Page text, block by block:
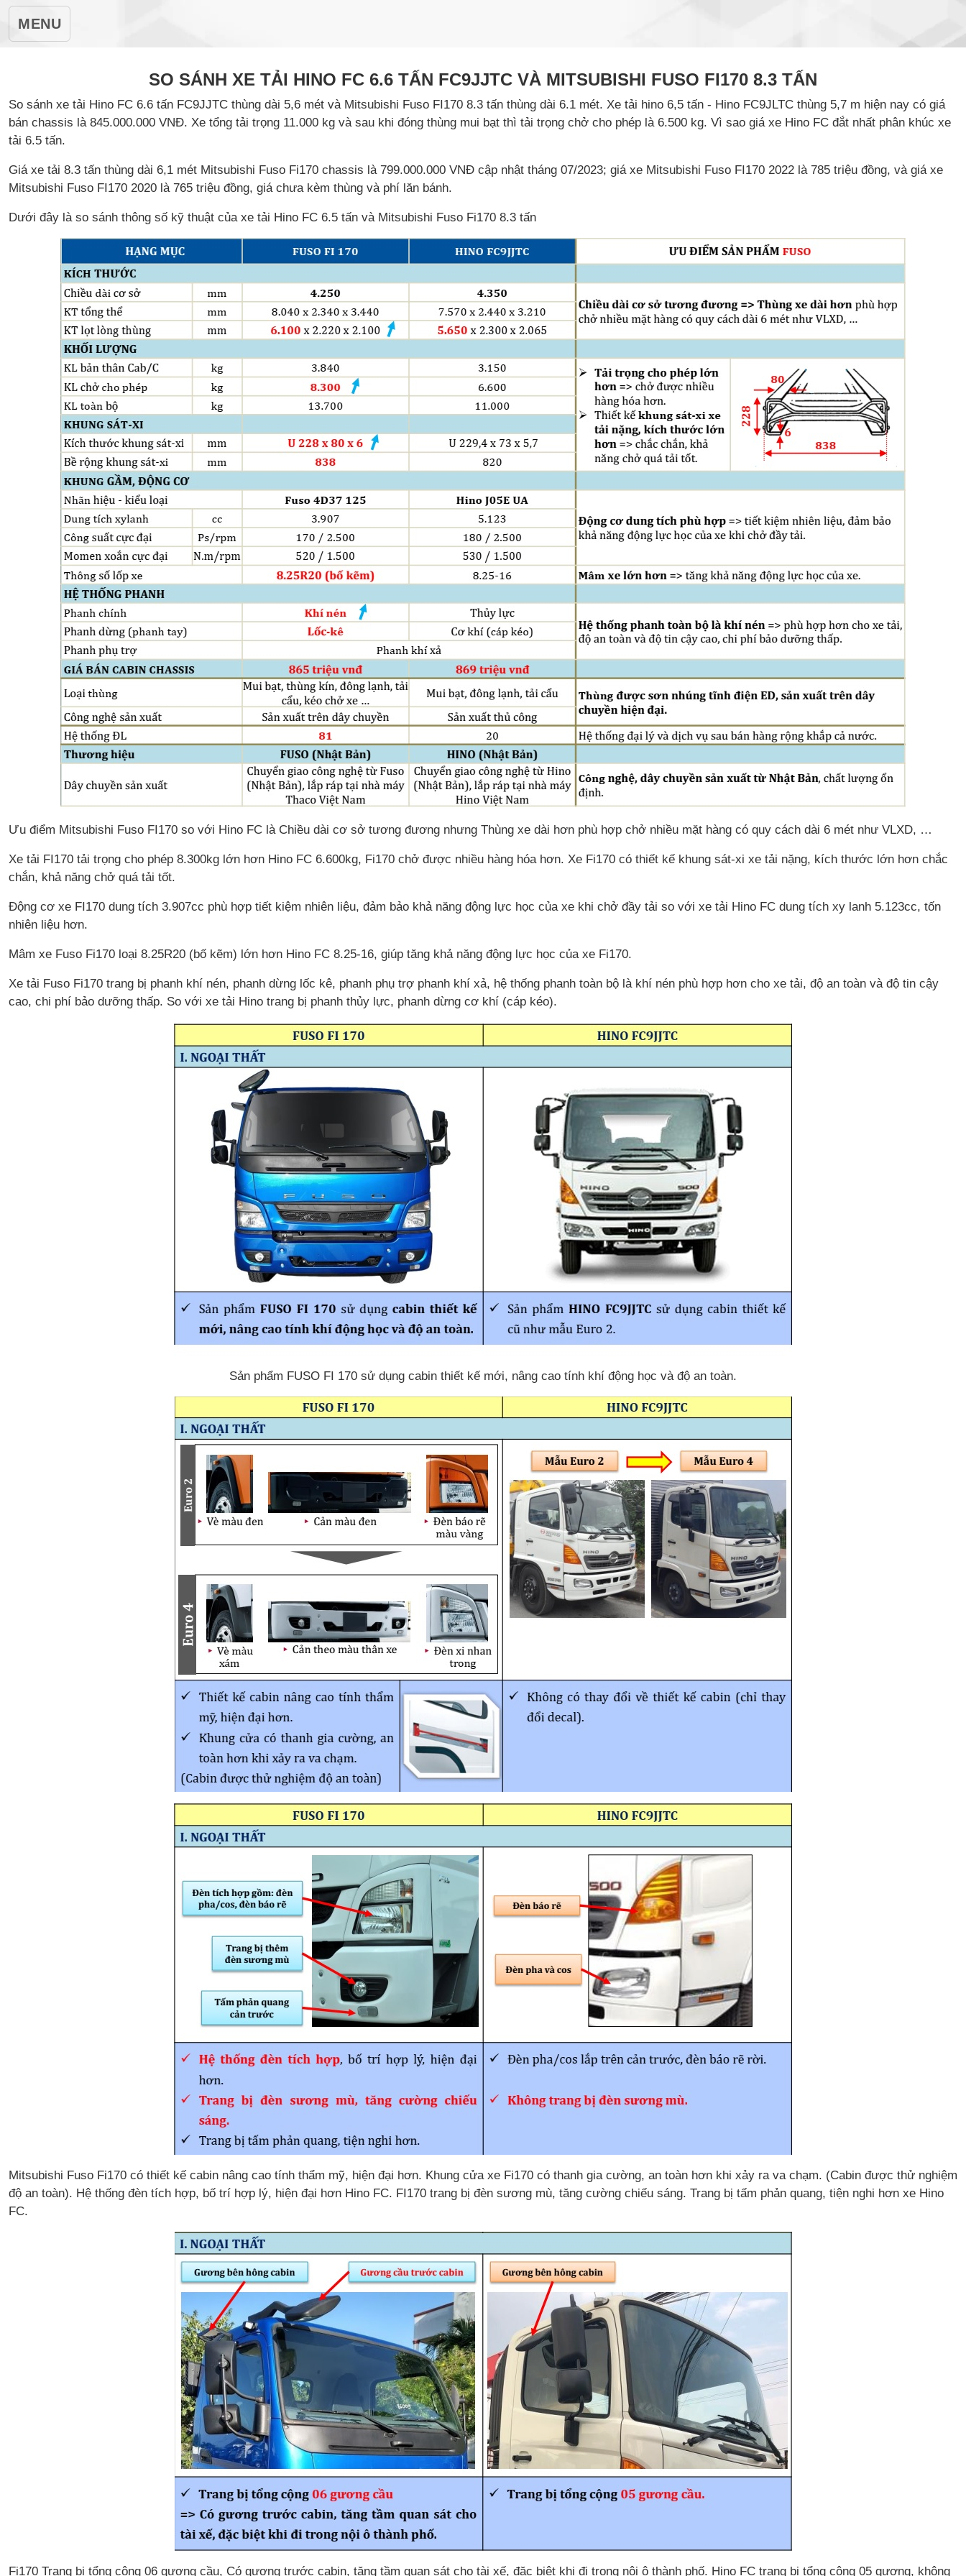
MENU
SO SÁNH XE TẢI HINO FC 6.6 TẤN FC9JJTC VÀ MITSUBISHI FUSO FI170 8.3 TẤN
So sánh xe tải Hino FC 6.6 tấn FC9JJTC thùng dài 5,6 mét và Mitsubishi Fuso FI170 8.3 tấn thùng dài 6.1 mét. Xe tải hino 6,5 tấn - Hino FC9JLTC thùng 5,7 m hiện nay có giá
bán chassis là 845.000.000 VNĐ. Xe tổng tải trọng 11.000 kg và sau khi đóng thùng mui bạt thì tải trọng chở cho phép là 6.500 kg. Vì sao giá xe Hino FC đắt nhất phân khúc xe
tải 6.5 tấn.
Giá xe tải 8.3 tấn thùng dài 6,1 mét Mitsubishi Fuso Fi170 chassis là 799.000.000 VNĐ cập nhật tháng 07/2023; giá xe Mitsubishi Fuso FI170 2022 là 785 triệu đồng, và giá xe
Mitsubishi Fuso FI170 2020 là 765 triệu đồng, giá chưa kèm thùng và phí lăn bánh.
Dưới đây là so sánh thông số kỹ thuật của xe tải Hino FC 6.5 tấn và Mitsubishi Fuso Fi170 8.3 tấn
Ưu điểm Mitsubishi Fuso FI170 so với Hino FC là Chiều dài cơ sở tương đương nhưng Thùng xe dài hơn phù hợp chở nhiều mặt hàng có quy cách dài 6 mét như VLXD, …
Xe tải FI170 tải trọng cho phép 8.300kg lớn hơn Hino FC 6.600kg, Fi170 chở được nhiều hàng hóa hơn. Xe Fi170 có thiết kế khung sát-xi xe tải nặng, kích thước lớn hơn chắc
chắn, khả năng chở quá tải tốt.
Động cơ xe FI170 dung tích 3.907cc phù hợp tiết kiệm nhiên liệu, đảm bảo khả năng động lực học của xe khi chở đầy tải so với xe tải Hino FC dung tích xy lanh 5.123cc, tốn
nhiên liệu hơn.
Mâm xe Fuso Fi170 loại 8.25R20 (bố kẽm) lớn hơn Hino FC 8.25-16, giúp tăng khả năng động lực học của xe Fi170.
Xe tải Fuso Fi170 trang bị phanh khí nén, phanh dừng lốc kê, phanh phụ trợ phanh khí xả, hệ thống phanh toàn bộ là khí nén phù hợp hơn cho xe tải, độ an toàn và độ tin cậy
cao, chi phí bảo dưỡng thấp. So với xe tải Hino trang bị phanh thủy lực, phanh dừng cơ khí (cáp kéo).
Sản phẩm FUSO FI 170 sử dụng cabin thiết kế mới, nâng cao tính khí động học và độ an toàn.
Mitsubishi Fuso Fi170 có thiết kế cabin nâng cao tính thẩm mỹ, hiện đại hơn. Khung cửa xe Fi170 có thanh gia cường, an toàn hơn khi xảy ra va chạm. (Cabin được thử nghiệm
độ an toàn). Hệ thống đèn tích hợp, bố trí hợp lý, hiện đại hơn Hino FC. FI170 trang bị đèn sương mù, tăng cường chiếu sáng. Trang bị tấm phản quang, tiện nghi hơn xe Hino
FC.
Fi170 Trang bị tổng cộng 06 gương cầu, Có gương trước cabin, tăng tầm quan sát cho tài xế, đặc biệt khi đi trong nội ô thành phố. Hino FC trang bị tổng cộng 05 gương, không